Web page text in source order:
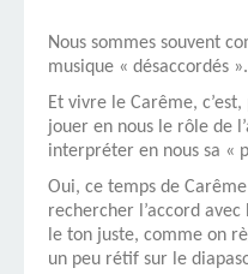
Nous sommes souvent
musique « désaccordés ».
Et vivre le Carême,
jouer en nous le rôle de
interpréter en nous sa «
Oui, ce temps de
rechercher l’accord
le ton juste, comme on
un peu rétif sur le